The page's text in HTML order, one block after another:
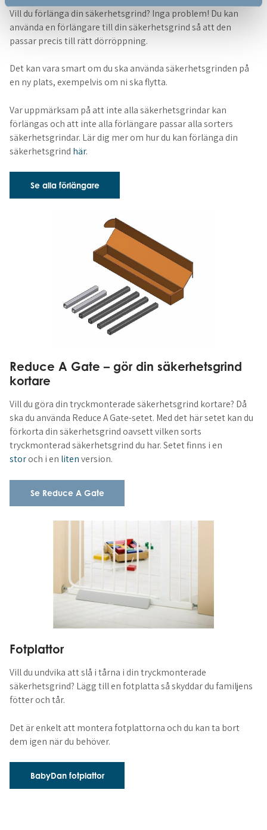
Vill du förlänga din säkerhetsgrind? Inga problem! Du kan
använda en förlängare till din säkerhetsgrind så att den
passar precis till rätt dörröppning.
Det kan vara smart om du ska använda säkerhetsgrinden på
en ny plats, exempelvis om ni ska flytta.
Var uppmärksam på att inte alla säkerhetsgrindar kan
förlängas och att inte alla förlängare passar alla sorters
säkerhetsgrindar. Lär dig mer om hur du kan förlänga din
säkerhetsgrind här.
Se alla förlängare
Reduce A Gate – gör din säkerhetsgrind
kortare
Vill du göra din tryckmonterade säkerhetsgrind kortare? Då
ska du använda Reduce A Gate-setet. Med det här setet kan du
förkorta din säkerhetsgrind oavsett vilken sorts
tryckmonterad säkerhetsgrind du har. Setet finns i en
storoch i en litenversion.
Se Reduce A Gate
Fotplattor
Vill du undvika att slå i tårna i din tryckmonterade
säkerhetsgrind? Lägg till en fotplatta så skyddar du familjens
fötter och tår.
Det är enkelt att montera fotplattorna och du kan ta bort
dem igen när du behöver.
BabyDan fotplattor